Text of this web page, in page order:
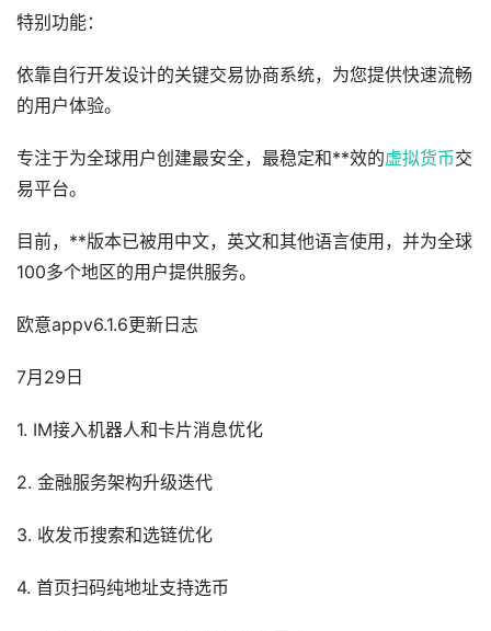
特别功能：
依靠自行开发设计的关键交易协商系统，为您提供快速流畅
的用户体验。
专注于为全球用户创建最安全，最稳定和**效的虚拟货币交
易平台。
目前，**版本已被用中文，英文和其他语言使用，并为全球
100多个地区的用户提供服务。
欧意appv6.1.6更新日志
7月29日
1. IM接入机器人和卡片消息优化
2. 金融服务架构升级迭代
3. 收发币搜索和选链优化
4. 首页扫码纯地址支持选币